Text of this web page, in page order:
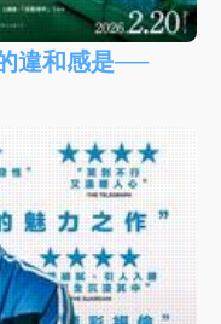
違和感是──